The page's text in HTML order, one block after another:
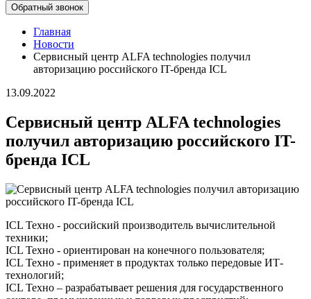
Обратный звонок
Главная
Новости
Cервисный центр ALFA technologies получил
авторизацию российского IT-бренда ICL
13.09.2022
Cервисный центр ALFA technologies
получил авторизацию российского IT-
бренда ICL
ICL Техно - российский производитель вычислительной
техники;
ICL Техно - ориентирован на конечного пользователя;
ICL Техно - применяет в продуктах только передовые ИТ-
технологий;
ICL Техно – разрабатывает решения для государственного